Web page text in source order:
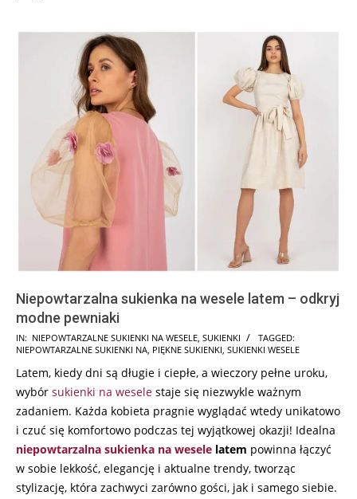
Niepowtarzalna sukienka na wesele latem – odkryj
modne pewniaki
2025-
05-
22
IN: NIEPOWTARZALNE SUKIENKI NA WESELE SUKIENKI
TAGGED:
NIEPOWTARZALNE SUKIENKI NA PIĘKNE SUKIENKI SUKIENKI WESELE
Latem, kiedy dni są długie i ciepłe, a wieczory pełne uroku,
wybór sukienki na wesele staje się niezwykle ważnym
zadaniem. Każda kobieta pragnie wyglądać wtedy unikatowo
i czuć się komfortowo podczas tej wyjątkowej okazji! Idealna
niepowtarzalna sukienka na wesele latem powinna łączyć
w sobie lekkość, elegancję i aktualne trendy, tworząc
stylizację, która zachwyci zarówno gości, jak i samego siebie.